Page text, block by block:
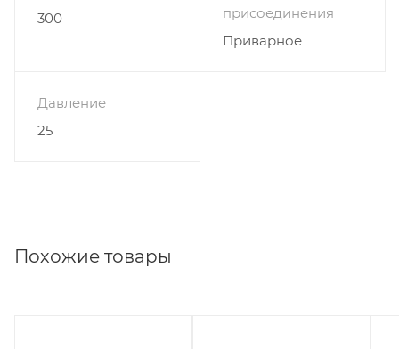
300
присоединения
Приварное
Давление
25
Похожие товары